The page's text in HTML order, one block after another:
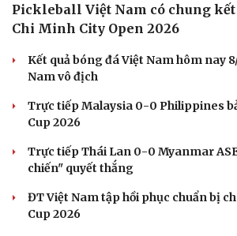
Pickleball Việt Nam có chung
Chi Minh City Open 2026
Kết quả bóng đá Việt Nam hôm nay
Nam vô địch
Trực tiếp Malaysia 0-0 Philippines
Cup 2026
Trực tiếp Thái Lan 0-0 Myanmar
chiến" quyết thắng
ĐT Việt Nam tập hồi phục chuẩn bị
Cup 2026